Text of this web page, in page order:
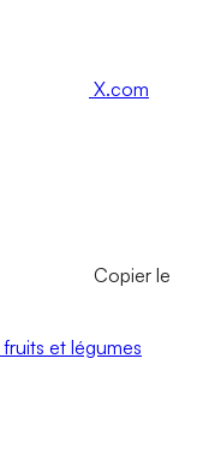
X.com
Copier le
fruits et légumes